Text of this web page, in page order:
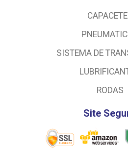
SISTEMA DE
RODAS
Site